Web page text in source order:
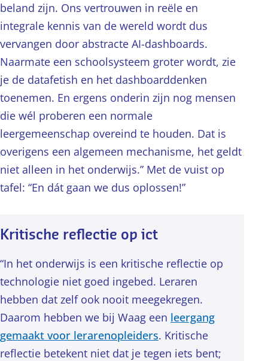
beland zijn. Ons vertrouwen in reële en
integrale kennis van de wereld wordt dus
vervangen door abstracte AI-dashboards.
Naarmate een schoolsysteem groter wordt, zie
je de datafetish en het dashboarddenken
toenemen. En ergens onderin zijn nog mensen
die wél proberen een normale
leergemeenschap overeind te houden. Dat is
overigens een algemeen mechanisme, het geldt
niet alleen in het onderwijs.” Met de vuist op
tafel: “En dát gaan we dus oplossen!”
Kritische reflectie op ict
“In het onderwijs is een kritische reflectie op
technologie niet goed ingebed. Leraren
hebben dat zelf ook nooit meegekregen.
Daarom hebben we bij Waag een leergang
gemaakt voor lerarenopleiders. Kritische
reflectie betekent niet dat je tegen iets bent;